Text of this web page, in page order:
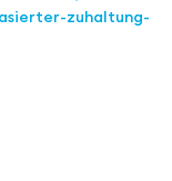
zuhaltung-